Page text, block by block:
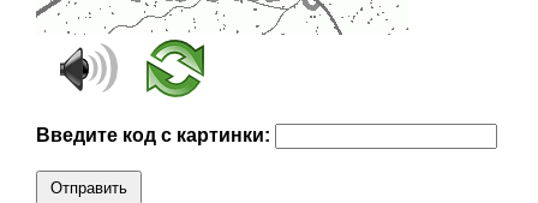
Введите код с картинки:
Отправить